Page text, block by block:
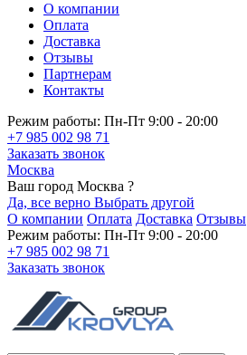
О компании
Оплата
Доставка
Отзывы
Партнерам
Контакты
Режим работы: Пн-Пт 9:00 - 20:00
+7 985 002 98 71
Заказать звонок
Москва
Ваш город Москва ?
Да, все верно Выбрать другой
О компании Оплата Доставка Отзывы
Режим работы: Пн-Пт 9:00 - 20:00
+7 985 002 98 71
Заказать звонок